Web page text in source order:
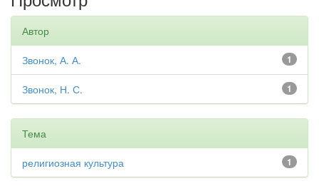
Автор
1
Звонок, А. А.
1
Звонок, Н. С.
Тема
1
религиозная культура